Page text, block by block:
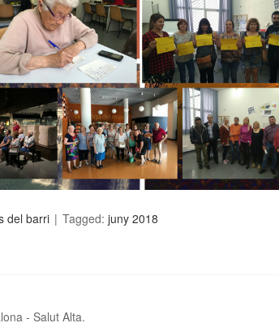
del barri Tagged: juny 2018
- Salut Alta.